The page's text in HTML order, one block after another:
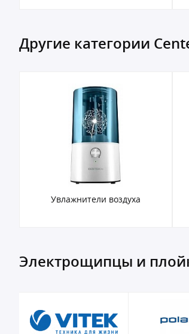
Другие категории
Увлажнители воздуха
Электрощипцы и